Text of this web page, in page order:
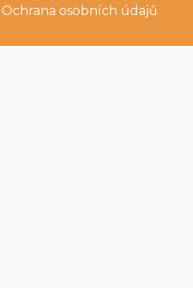
Ochrana osobních údajů